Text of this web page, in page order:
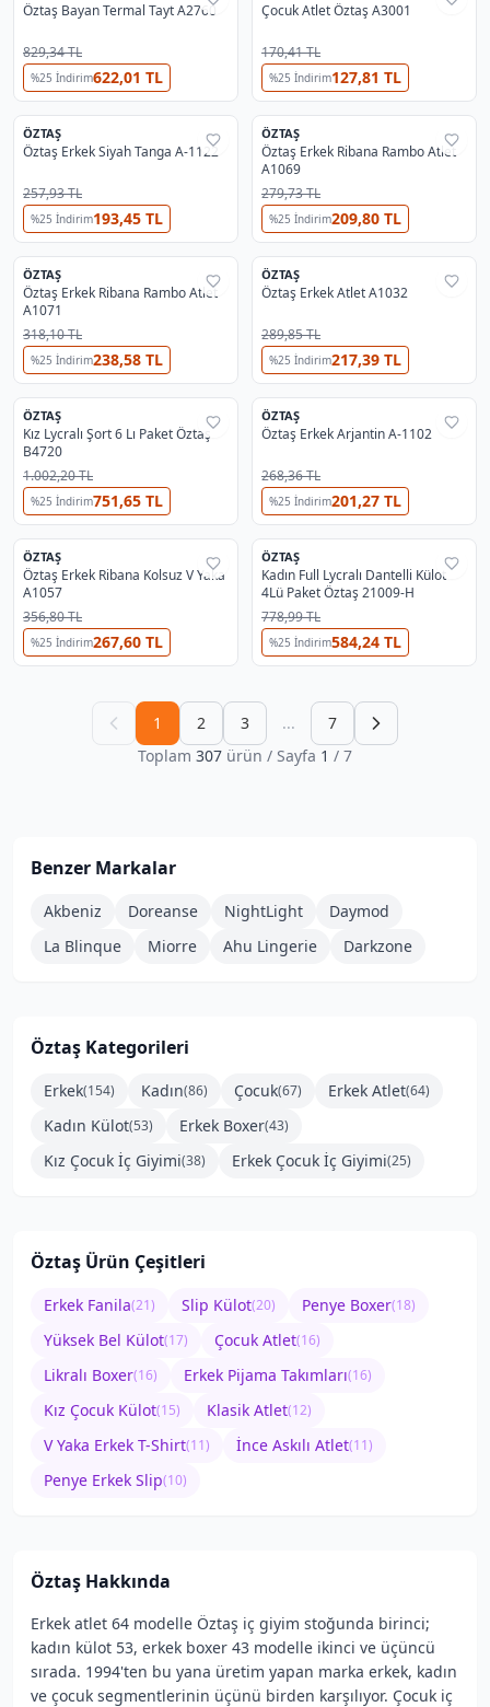
Öztaş Bayan Termal Tayt A2760
829,34 TL
%25 İndirim622,01 TL
Çocuk Atlet Öztaş A3001
170,41 TL
%25 İndirim127,81 TL
%29
ÖZTAŞ
Öztaş Erkek Siyah Tanga A-1122
257,93 TL
%25 İndirim193,45 TL
%29
ÖZTAŞ
Öztaş Erkek Ribana Rambo Atlet
A1069
279,73 TL
%25 İndirim209,80 TL
%29
2
ÖZTAŞ
Öztaş Erkek Ribana Rambo Atlet
A1071
318,10 TL
%25 İndirim238,58 TL
%29
ÖZTAŞ
Öztaş Erkek Atlet A1032
289,85 TL
%25 İndirim217,39 TL
%29
ÖZTAŞ
Kız Lycralı Şort 6 Lı Paket Öztaş
B4720
1.002,20 TL
%25 İndirim751,65 TL
%29
ÖZTAŞ
Öztaş Erkek Arjantin A-1102
268,36 TL
%25 İndirim201,27 TL
%29
ÖZTAŞ
Öztaş Erkek Ribana Kolsuz V Yaka
A1057
356,80 TL
%25 İndirim267,60 TL
%29
ÖZTAŞ
Kadın Full Lycralı Dantelli Külot
4Lü Paket Öztaş 21009-H
778,99 TL
%25 İndirim584,24 TL
1 2 3 ...
7
Toplam 307 ürün / Sayfa 1 / 7
Benzer Markalar
Akbeniz Doreanse NightLight
Daymod
La Blinque
Miorre Ahu Lingerie Darkzone
Öztaş Kategorileri
Erkek(154) Kadın(86) Çocuk(67) Erkek Atlet(64)
Kadın Külot(53) Erkek Boxer(43)
Kız Çocuk İç Giyimi(38) Erkek Çocuk İç Giyimi(25)
Öztaş Ürün Çeşitleri
Erkek Fanila(21) Slip Külot(20) Penye Boxer(18)
Yüksek Bel Külot(17) Çocuk Atlet(16)
Likralı Boxer(16) Erkek Pijama Takımları(16)
Kız Çocuk Külot(15) Klasik Atlet(12)
V Yaka Erkek T-Shirt(11) İnce Askılı Atlet(11)
Penye Erkek Slip(10)
Öztaş Hakkında
Erkek atlet 64 modelle Öztaş iç giyim stoğunda birinci;
kadın külot 53, erkek boxer 43 modelle ikinci ve üçüncü
sırada. 1994'ten bu yana üretim yapan marka erkek, kadın
ve çocuk segmentlerinin üçünü birden karşılıyor. Çocuk iç